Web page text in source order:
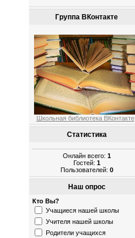
Группа ВКонтакте
Школьная библиотека ВКонтакте
Статистика
Онлайн всего: 1
Гостей: 1
Пользователей: 0
Наш опрос
Кто Вы?
Учащиеся нашей школы
Учителя нашей школы
Родители учащихся